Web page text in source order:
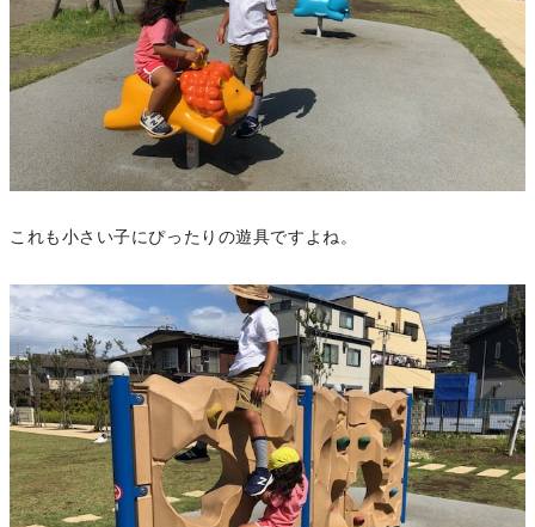
これも小さい子にぴったりの遊具ですよね。